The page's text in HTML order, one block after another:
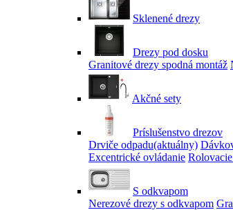
Sklenené drezy
Drezy pod dosku
Granitové drezy spodná montáž
Akčné sety
Príslušenstvo drezov
Drviče odpadu(aktuálny)
Excentrické ovládanie
S odkvapom
Nerezové drezy s odkvapom